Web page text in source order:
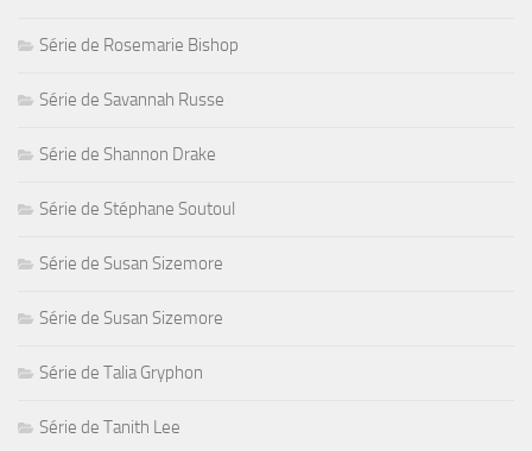
Série de Rosemarie Bishop
Série de Savannah Russe
Série de Shannon Drake
Série de Stéphane Soutoul
Série de Susan Sizemore
Série de Susan Sizemore
Série de Talia Gryphon
Série de Tanith Lee